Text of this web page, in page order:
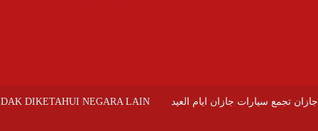
DIKETAHUI NEGARA LAIN تجمع سيارات جازان ايام العيد